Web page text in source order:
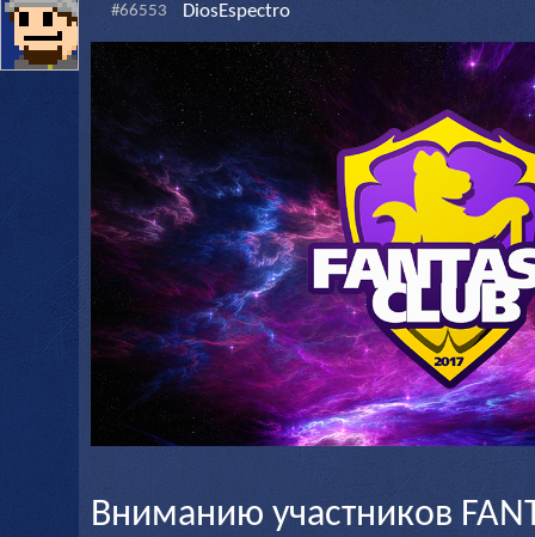
#66553 DiosEspectro
Вниманию участников